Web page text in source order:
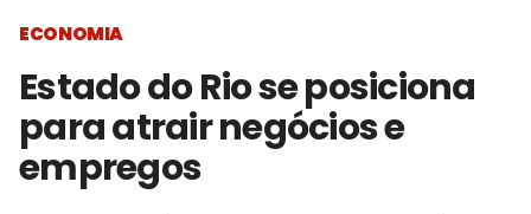
ECONOMIA
Estado do Rio se posiciona
para atrair negócios e
empregos